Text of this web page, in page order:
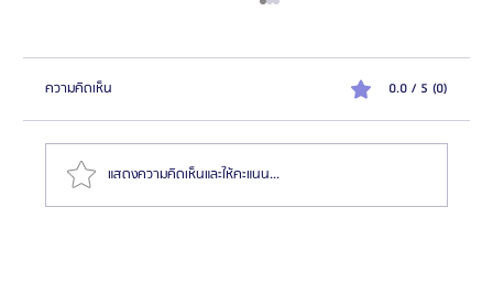
ความคิดเห็น 0.0 / 5 (0)
แสดงความคิดเห็นและให้คะแนน...